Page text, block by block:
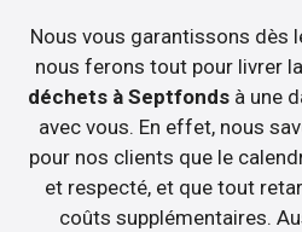
Nous vous garantissons dès
nous ferons tout pour livrer la
déchets à Septfonds à une
avec vous. En effet, nous
pour nos clients que le
et respecté, et que tout
coûts supplémentaires.